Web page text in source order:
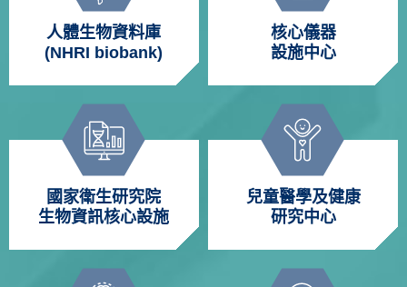
人體生物資料庫
(NHRI biobank)
核心儀器
設施中心
國家衛生研究院
生物資訊核心設施
兒童醫學及健康
研究中心